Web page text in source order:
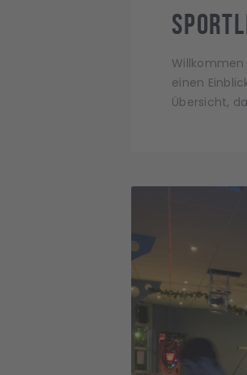
einen
Übersicht,